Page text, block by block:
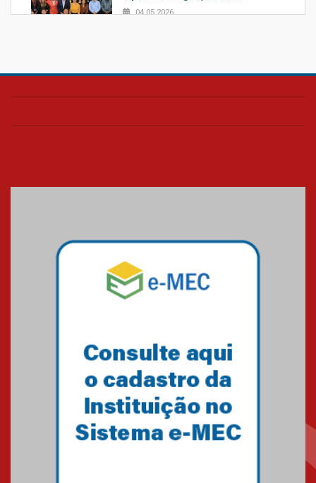
04.05.2026
Confira como foi o culto mensal
Mackenzie mobiliza campanha
solidária para apoiar famílias em
Minas Gerais
Primeiro culto do ano ressalta o
27.02.2026